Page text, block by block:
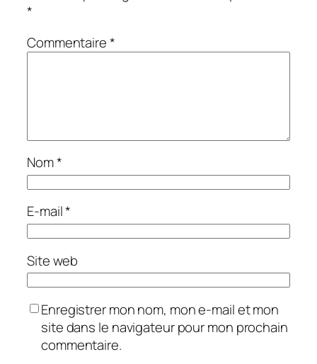
*
Commentaire*
Nom*
E-mail*
Site web
Enregistrer mon nom, mon e-mail et mon
site dans le navigateur pour mon prochain
commentaire.